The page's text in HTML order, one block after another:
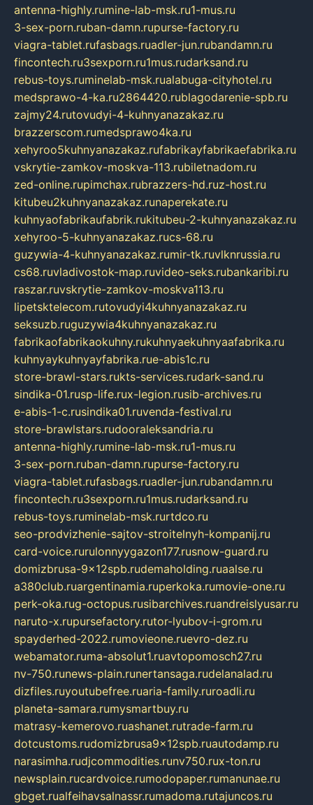
antenna-highly.rumine-lab-msk.ru1-mus.ru
3-sex-porn.ruban-damn.rupurse-factory.ru
viagra-tablet.rufasbags.ruadler-jun.rubandamn.ru
fincontech.ru3sexporn.ru1mus.rudarksand.ru
rebus-toys.ruminelab-msk.rualabuga-cityhotel.ru
medsprawo-4-ka.ru2864420.rublagodarenie-spb.ru
zajmy24.rutovudyi-4-kuhnyanazakaz.ru
brazzerscom.rumedsprawo4ka.ru
xehyroo5kuhnyanazakaz.rufabrikayfabrikaefabrika.ru
vskrytie-zamkov-moskva-113.rubiletnadom.ru
zed-online.rupimchax.rubrazzers-hd.ruz-host.ru
kitubeu2kuhnyanazakaz.runaperekate.ru
kuhnyaofabrikaufabrik.rukitubeu-2-kuhnyanazakaz.ru
xehyroo-5-kuhnyanazakaz.rucs-68.ru
guzywia-4-kuhnyanazakaz.rumir-tk.ruvlknrussia.ru
cs68.ruvladivostok-map.ruvideo-seks.rubankaribi.ru
raszar.ruvskrytie-zamkov-moskva113.ru
lipetsktelecom.rutovudyi4kuhnyanazakaz.ru
seksuzb.ruguzywia4kuhnyanazakaz.ru
fabrikaofabrikaokuhny.rukuhnyaekuhnyaafabrika.ru
kuhnyaykuhnyayfabrika.rue-abis1c.ru
store-brawl-stars.rukts-services.rudark-sand.ru
sindika-01.rusp-life.rux-legion.rusib-archives.ru
e-abis-1-c.rusindika01.ruvenda-festival.ru
store-brawlstars.rudooraleksandria.ru
antenna-highly.rumine-lab-msk.ru1-mus.ru
3-sex-porn.ruban-damn.rupurse-factory.ru
viagra-tablet.rufasbags.ruadler-jun.rubandamn.ru
fincontech.ru3sexporn.ru1mus.rudarksand.ru
rebus-toys.ruminelab-msk.rurtdco.ru
seo-prodvizhenie-sajtov-stroitelnyh-kompanij.ru
card-voice.rurulonnyygazon177.rusnow-guard.ru
domizbrusa-9x12spb.rudemaholding.ruaalse.ru
a380club.ruargentinamia.ruperkoka.rumovie-one.ru
perk-oka.rug-octopus.rusibarchives.ruandreislyusar.ru
naruto-x.rupursefactory.rutor-lyubov-i-grom.ru
spayderhed-2022.rumovieone.ruevro-dez.ru
webamator.ruma-absolut1.ruavtopomosch27.ru
nv-750.runews-plain.runertansaga.rudelanalad.ru
dizfiles.ruyoutubefree.ruaria-family.ruroadli.ru
planeta-samara.rumysmartbuy.ru
matrasy-kemerovo.ruashanet.rutrade-farm.ru
dotcustoms.rudomizbrusa9x12spb.ruautodamp.ru
narasimha.rudjcommodities.runv750.rux-ton.ru
newsplain.rucardvoice.rumodopaper.rumanunae.ru
gbget.rualfeihavsalnassr.rumadoma.rutajuncos.ru